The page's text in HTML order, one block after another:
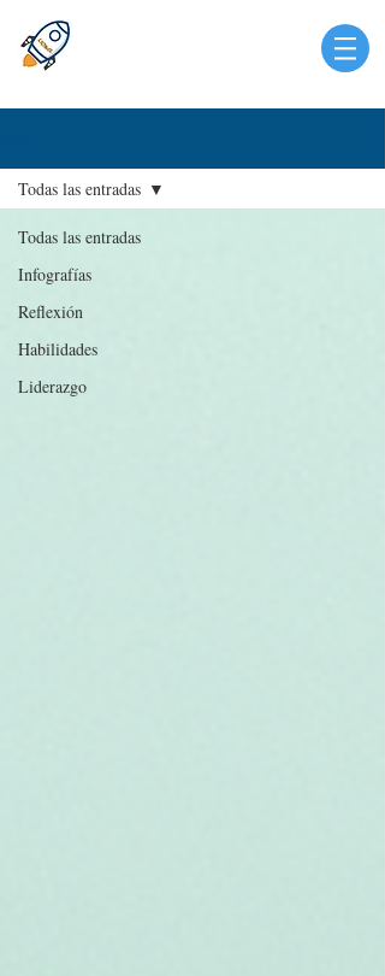
Todas las entradas
Infografías
Reflexión
Habilidades
Liderazgo
Todas las entradas